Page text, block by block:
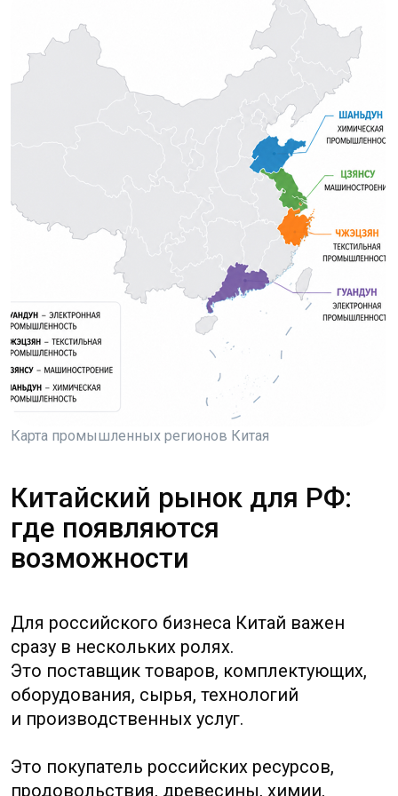
Что меняется в B2B и B2C
сегментах
Для B2B-сегмента важны доверие,
техническая конкретика и способность
выдерживать длинный цикл
согласований. Китайский партнёр может
не переходить к заказу. Это не всегда
отказ. Часто компания проверяет
поставщика, согласует бюджет, сравнивает
локальные альтернативы, изучает риски
импорта и думает, как встроить продукт
в существующую цепочку.
В B2C-сегменте ещё больше внимания
уходит на локализацию. Перевести сайт